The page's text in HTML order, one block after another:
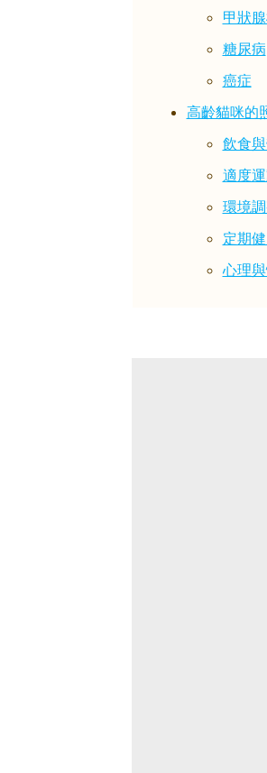
甲狀
糖尿病
癌症
高齡貓咪的
飲食
適度
環境
定期
心理